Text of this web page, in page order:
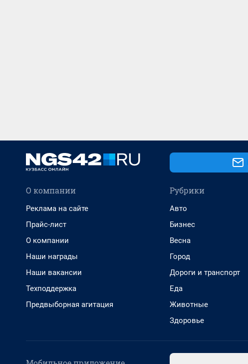
О компании
Реклама на сайте
Прайс-лист
О компании
Наши награды
Наши вакансии
Техподдержка
Предвыборная агитация
Рубрики
Авто
Бизнес
Весна
Город
Дороги и транспорт
Еда
Животные
Здоровье